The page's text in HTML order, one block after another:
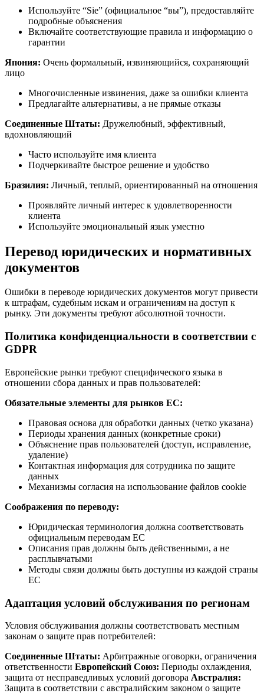
Используйте “Sie” (официальное “вы”), предоставляйте
подробные объяснения
Включайте соответствующие правила и информацию о
гарантии
Япония: Очень формальный, извиняющийся, сохраняющий
лицо
Многочисленные извинения, даже за ошибки клиента
Предлагайте альтернативы, а не прямые отказы
Соединенные Штаты: Дружелюбный, эффективный,
вдохновляющий
Часто используйте имя клиента
Подчеркивайте быстрое решение и удобство
Бразилия: Личный, теплый, ориентированный на отношения
Проявляйте личный интерес к удовлетворенности
клиента
Используйте эмоциональный язык уместно
Перевод юридических и нормативных
документов
Ошибки в переводе юридических документов могут привести
к штрафам, судебным искам и ограничениям на доступ к
рынку. Эти документы требуют абсолютной точности.
Политика конфиденциальности в соответствии с
GDPR
Европейские рынки требуют специфического языка в
отношении сбора данных и прав пользователей:
Обязательные элементы для рынков ЕС:
Правовая основа для обработки данных (четко указана)
Периоды хранения данных (конкретные сроки)
Объяснение прав пользователей (доступ, исправление,
удаление)
Контактная информация для сотрудника по защите
данных
Механизмы согласия на использование файлов cookie
Соображения по переводу:
Юридическая терминология должна соответствовать
официальным переводам ЕС
Описания прав должны быть действенными, а не
расплывчатыми
Методы связи должны быть доступны из каждой страны
ЕС
Адаптация условий обслуживания по регионам
Условия обслуживания должны соответствовать местным
законам о защите прав потребителей:
Соединенные Штаты: Арбитражные оговорки, ограничения
ответственности Европейский Союз: Периоды охлаждения,
защита от несправедливых условий договора Австралия:
Защита в соответствии с австралийским законом о защите